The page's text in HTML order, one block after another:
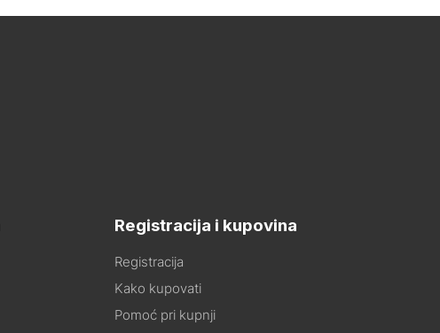
Registracija i kupovina
Registracija
Kako kupovati
Pomoć pri kupnji